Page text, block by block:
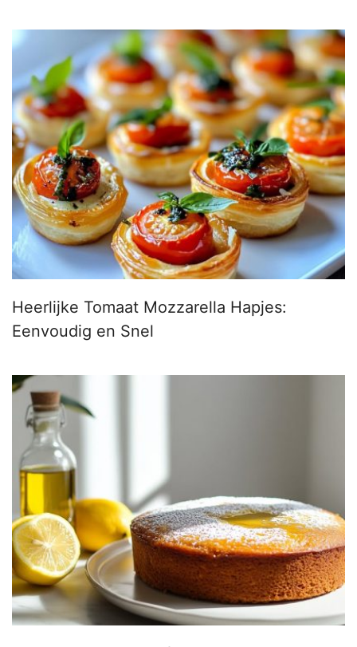
Heerlijke Tomaat Mozzarella Hapjes:
Eenvoudig en Snel